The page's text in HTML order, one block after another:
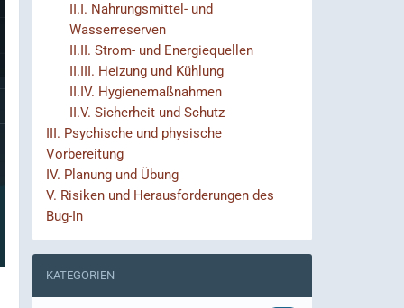
II.I. Nahrungsmittel- und
Wasserreserven
II.II. Strom- und Energiequellen
II.III. Heizung und Kühlung
II.IV. Hygienemaßnahmen
II.V. Sicherheit und Schutz
III. Psychische und physische
Vorbereitung
IV. Planung und Übung
V. Risiken und Herausforderungen des
Bug-In
KATEGORIEN